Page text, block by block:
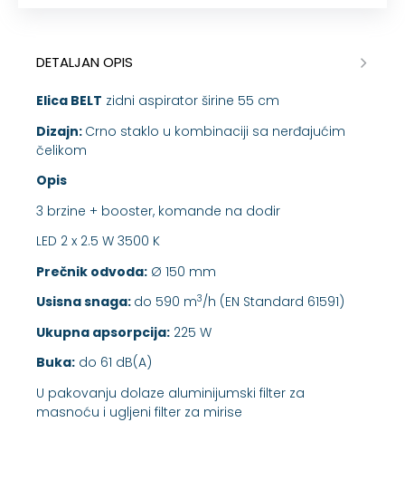
DETALJAN OPIS
Elica BELT zidni aspirator širine 55 cm
Dizajn: Crno staklo u kombinaciji sa nerđajućim
čelikom
Opis
3 brzine + booster, komande na dodir
LED 2 x 2.5 W 3500 K
Prečnik odvoda: Ø 150 mm
Usisna snaga: do 590 m3/h (EN Standard 61591)
Ukupna apsorpcija: 225 W
Buka: do 61 dB(A)
U pakovanju dolaze aluminijumski filter za
masnoću i ugljeni filter za mirise